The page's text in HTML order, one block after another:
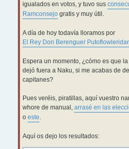
igualados en votos, y tuvo sus
Ramconsejo gratis y muy útil.
A día de hoy todavía lloramos por
El Rey Don Berenguer
Espera un momento, ¿cómo es que
dejó fuera a Naku, si me acabas de
capitanes?
Pues veréis, piratillas, aquí vuestro
whore de manual, arrasé en las
o este.
Aquí os dejo los resultados: